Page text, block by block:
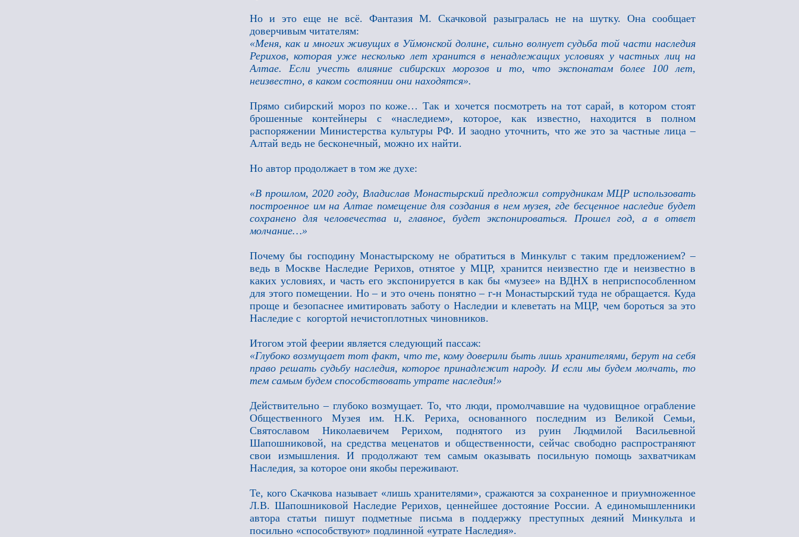
Но и это еще не всё. Фантазия М. Скачковой разыгралась не на шутку. Она сообщает
доверчивым читателям:
«Меня, как и многих живущих в Уймонской долине, сильно волнует судьба той части наследия
Рерихов, которая уже несколько лет хранится в ненадлежащих условиях у частных лиц на
Алтае. Если учесть влияние сибирских морозов и то, что экспонатам более 100 лет,
неизвестно, в каком состоянии они находятся».
Прямо сибирский мороз по коже… Так и хочется посмотреть на тот сарай, в котором стоят
брошенные контейнеры с «наследием», которое, как известно, находится в полном
распоряжении Министерства культуры РФ. И заодно уточнить, что же это за частные лица –
Алтай ведь не бесконечный, можно их найти.
Но автор продолжает в том же духе:
«В прошлом, 2020 году, Владислав Монастырский предложил сотрудникам МЦР использовать
построенное им на Алтае помещение для создания в нем музея, где бесценное наследие будет
сохранено для человечества и, главное, будет экспонироваться. Прошел год, а в ответ
молчание…»
Почему бы господину Монастырскому не обратиться в Минкульт с таким предложением? –
ведь в Москве Наследие Рерихов, отнятое у МЦР, хранится неизвестно где и неизвестно в
каких условиях, и часть его экспонируется в как бы «музее» на ВДНХ в неприспособленном
для этого помещении. Но – и это очень понятно – г-н Монастырский туда не обращается. Куда
проще и безопаснее имитировать заботу о Наследии и клеветать на МЦР, чем бороться за это
Наследие с когортой нечистоплотных чиновников.
Итогом этой феерии является следующий пассаж:
«Глубоко возмущает тот факт, что те, кому доверили быть лишь хранителями, берут на себя
право решать судьбу наследия, которое принадлежит народу. И если мы будем молчать, то
тем самым будем способствовать утрате наследия!»
Действительно – глубоко возмущает. То, что люди, промолчавшие на чудовищное ограбление
Общественного Музея им. Н.К. Рериха, основанного последним из Великой Семьи,
Святославом Николаевичем Рерихом, поднятого из руин Людмилой Васильевной
Шапошниковой, на средства меценатов и общественности, сейчас свободно распространяют
свои измышления. И продолжают тем самым оказывать посильную помощь захватчикам
Наследия, за которое они якобы переживают.
Те, кого Скачкова называет «лишь хранителями», сражаются за сохраненное и приумноженное
Л.В. Шапошниковой Наследие Рерихов, ценнейшее достояние России. А единомышленники
автора статьи пишут подметные письма в поддержку преступных деяний Минкульта и
посильно «способствуют» подлинной «утрате Наследия».